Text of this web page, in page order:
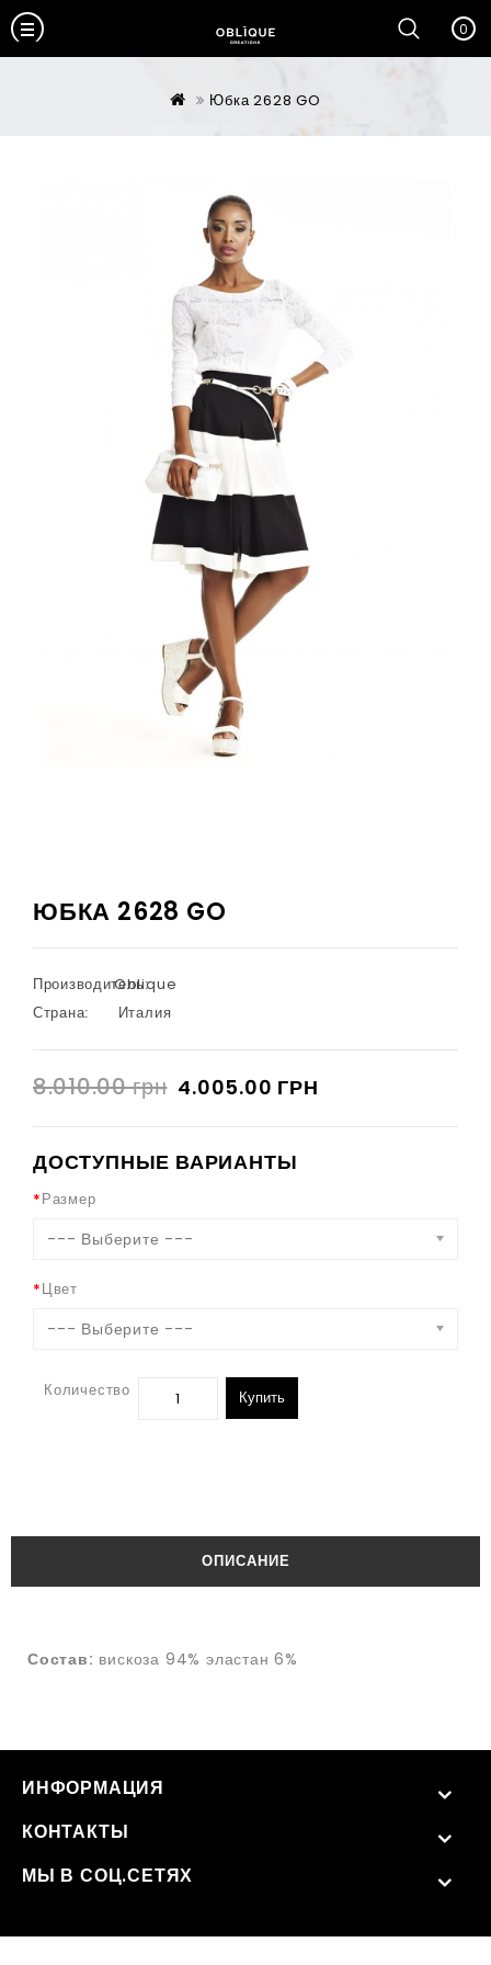
0
Юбка 2628 GO
ЮБКА 2628 GO
Производитель:
Oblique
Страна:
Италия
8.010.00 грн 4.005.00 ГРН
ДОСТУПНЫЕ ВАРИАНТЫ
Размер
--- Выберите ---
Цвет
--- Выберите ---
Количество Купить
ОПИСАНИЕ
Состав: вискоза 94% эластан 6%
ИНФОРМАЦИЯ
КОНТАКТЫ
МЫ В СОЦ.СЕТЯХ